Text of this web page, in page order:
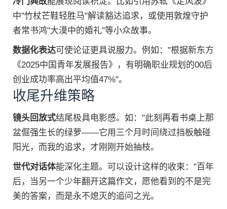
中"竹杖芒鞋轻胜马"解读豁达追求，或使用敦煌守护
者常书鸿"大漠中的婚礼"等小众故事。
数据化表达可使论证更具说服力。例如："根据新东方
《2025中国青年发展报告》，有明确职业规划的00后
创业成功率高出平均值47%"。
收尾升维策略
镜头回放式结尾极具电影感。如："此刻再看书桌上那
盆倔强生长的绿萝——它用三个月时间绕过挡板触碰
阳光，而我的追求，才刚刚开始抽枝。
世代对话体能深化主题。可以设计这样的收束："百年
后，当另一个少年翻开这篇作文，愿他看到的不是完
美的答案，而是永不熄灭的追问之光。